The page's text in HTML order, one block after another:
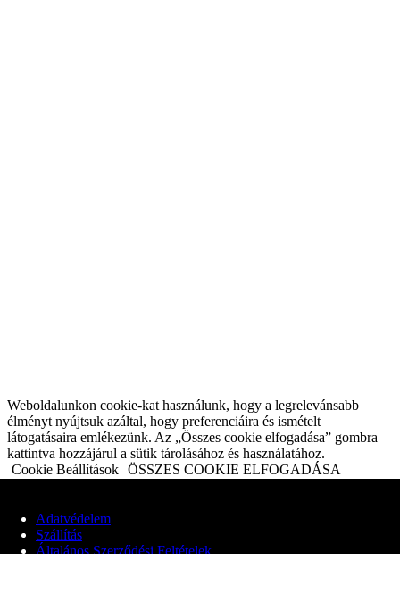
Adatvédelem
Szállítás
Általános Szerződési Feltételek
Weboldalunkon cookie-kat használunk, hogy a legrelevánsabb
élményt nyújtsuk azáltal, hogy preferenciáira és ismételt
látogatásaira emlékezünk. Az „Összes cookie elfogadása” gombra
kattintva hozzájárul a sütik tárolásához és használatához.
Cookie Beállítások ÖSSZES COOKIE ELFOGADÁSA
Close